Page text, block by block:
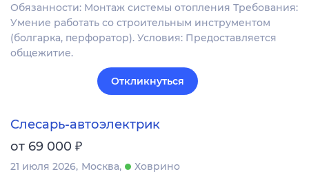
Обязанности: Монтаж системы отопления Требования:
Умение работать со строительным инструментом
(болгарка, перфоратор). Условия: Предоставляется
общежитие.
Откликнуться
Слесарь-автоэлектрик
от 69 000 ₽
21 июля 2026 Москва
Ховрино